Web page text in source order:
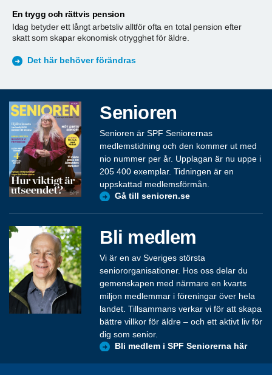
En trygg och rättvis pension
Idag betyder ett långt arbetsliv alltför ofta en total pension efter
skatt som skapar ekonomisk otrygghet för äldre.
Det här behöver förändras
Senioren
Senioren är SPF Seniorernas
medlemstidning och den kommer ut med
nio nummer per år. Upplagan är nu uppe i
205 400 exemplar. Tidningen är en
uppskattad medlemsförmån.
Gå till senioren.se
Bli medlem
Vi är en av Sveriges största
seniororganisationer. Hos oss delar du
gemenskapen med närmare en kvarts
miljon medlemmar i föreningar över hela
landet. Tillsammans verkar vi för att skapa
bättre villkor för äldre – och ett aktivt liv för
dig som senior.
Bli medlem i SPF Seniorerna här